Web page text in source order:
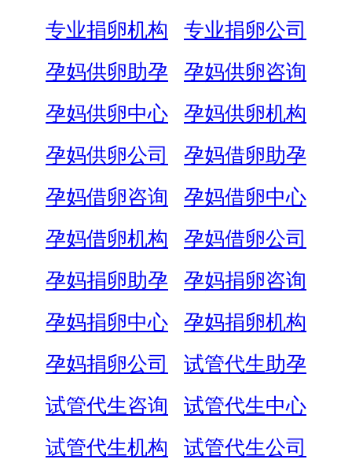
专业捐卵机构
专业捐卵公司
孕妈供卵助孕
孕妈供卵咨询
孕妈供卵中心
孕妈供卵机构
孕妈供卵公司
孕妈借卵助孕
孕妈借卵咨询
孕妈借卵中心
孕妈借卵机构
孕妈借卵公司
孕妈捐卵助孕
孕妈捐卵咨询
孕妈捐卵中心
孕妈捐卵机构
孕妈捐卵公司
试管代生助孕
试管代生咨询
试管代生中心
试管代生机构
试管代生公司